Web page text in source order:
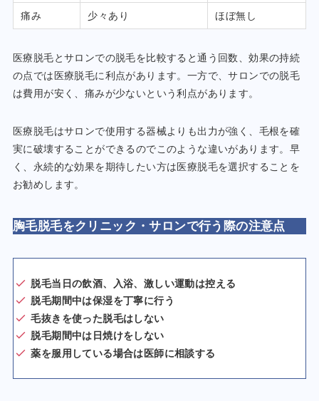
痛み 少々あり ほぼ無し
医療脱毛とサロンでの脱毛を比較すると通う回数、効果の持続
の点では医療脱毛に利点があります。一方で、サロンでの脱毛
は費用が安く、痛みが少ないという利点があります。
医療脱毛はサロンで使用する器械よりも出力が強く、毛根を確
実に破壊することができるのでこのような違いがあります。早
く、永続的な効果を期待したい方は医療脱毛を選択することを
お勧めします。
胸毛脱毛をクリニック・サロンで行う際の注意点
脱毛当日の飲酒、入浴、激しい運動は控える
脱毛期間中は保湿を丁寧に行う
毛抜きを使った脱毛はしない
脱毛期間中は日焼けをしない
薬を服用している場合は医師に相談する